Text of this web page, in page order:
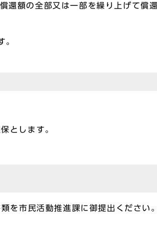
還額の全部又は一部を繰り上げて償
。
とします。
を市民活動推進課に御提出ください。